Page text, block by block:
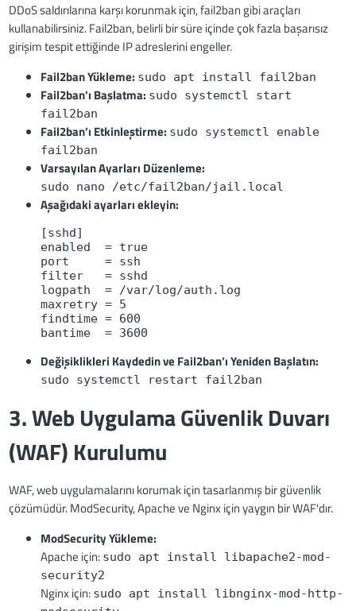
DDoS saldırılarına karşı korunmak için, fail2ban gibi araçları
kullanabilirsiniz. Fail2ban, belirli bir süre içinde çok fazla başarısız
girişim tespit ettiğinde IP adreslerini engeller.
Fail2ban Yükleme: sudo apt install fail2ban
Fail2ban'ı Başlatma: sudo systemctl start
fail2ban
Fail2ban’ı Etkinleştirme: sudo systemctl enable
fail2ban
Varsayılan Ayarları Düzenleme:
sudo nano /etc/fail2ban/jail.local
Aşağıdaki ayarları ekleyin:
[sshd]
enabled  = true
port     = ssh
filter   = sshd
logpath  = /var/log/auth.log
maxretry = 5
findtime = 600
bantime  = 3600
Değişiklikleri Kaydedin ve Fail2ban’ı Yeniden Başlatın:
sudo systemctl restart fail2ban
3. Web Uygulama Güvenlik Duvarı
(WAF) Kurulumu
WAF, web uygulamalarını korumak için tasarlanmış bir güvenlik
çözümüdür. ModSecurity, Apache ve Nginx için yaygın bir WAF'dır.
ModSecurity Yükleme:
Apache için: sudo apt install libapache2-mod-
security2
Nginx için: sudo apt install libnginx-mod-http-